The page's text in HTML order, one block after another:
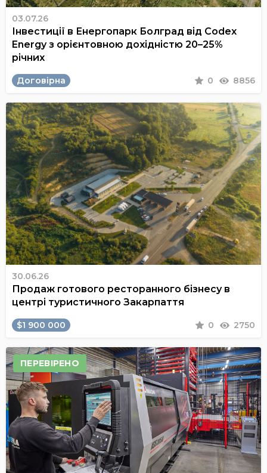
03.07.26
Інвестиції в Енергопарк Болград від Codex
Energy з орієнтовною дохідністю 20–25%
річних
Договірна 0 8856
30.06.26
Продаж готового ресторанного бізнесу в
центрі туристичного Закарпаття
$1 900 000 0 2750
ПЕРЕВІРЕНО